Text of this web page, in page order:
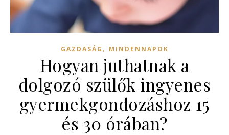
GAZDASÁG , MINDENNAPOK
Hogyan juthatnak a
dolgozó szülők ingyenes
gyermekgondozáshoz 15
és 30 órában?